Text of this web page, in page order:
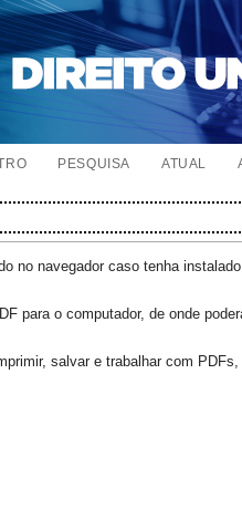
PESQUISA ATUAL
no navegador caso tenha
para o computador, de onde
salvar e trabalhar com